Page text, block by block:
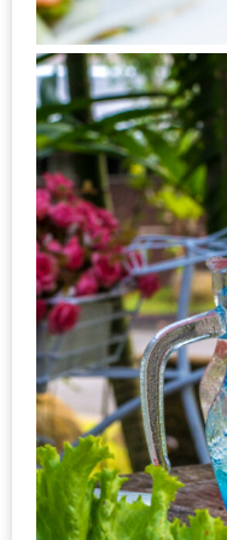
อุ่นๆ
ปิ้ง
มาร์ช
เมล
โล่
พร้อม
ชิม
และ
ช้อป
ที่
เดียว
ครบ
ที่
งาน
LEO
PRESENTS